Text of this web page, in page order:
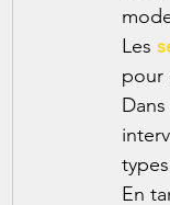
Les
pour
En